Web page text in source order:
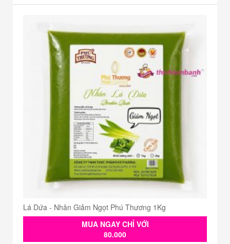
Lá Dứa - Nhân Giảm Ngọt Phú Thương 1Kg
MUA NGAY CHỈ VỚI
80.000